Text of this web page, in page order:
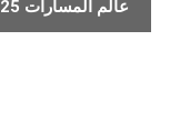
s
عالم المسارات 2025